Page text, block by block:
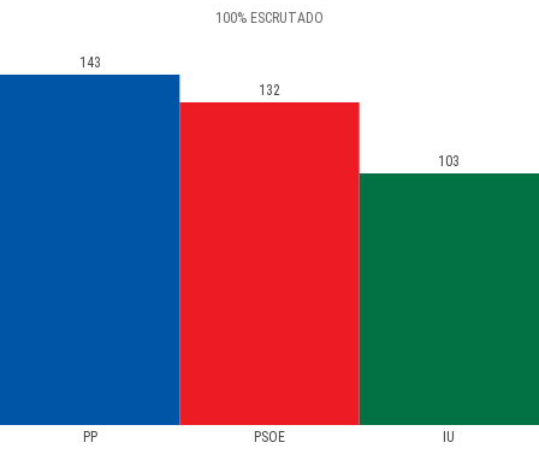
100% ESCRUTADO
PP PSOE IU
143
132
103